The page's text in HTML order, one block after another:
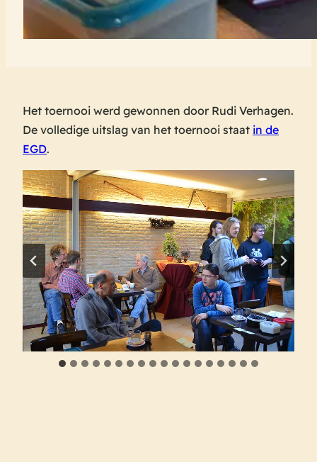
Het toernooi werd gewonnen door Rudi Verhagen.
De volledige uitslag van het toernooi staat in de
EGD.